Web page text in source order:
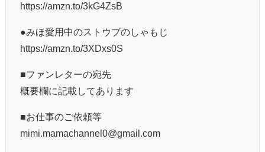
https://amzn.to/3kG4ZsB
●みほ愛用中のストウブのしゃもじ
https://amzn.to/3XDxs0S
■ファンレターの宛先
概要欄に記載してあります
■お仕事のご依頼等
mimi.mamachannel0@gmail.com